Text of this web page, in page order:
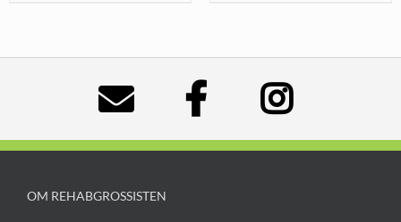
OM REHABGROSSISTEN